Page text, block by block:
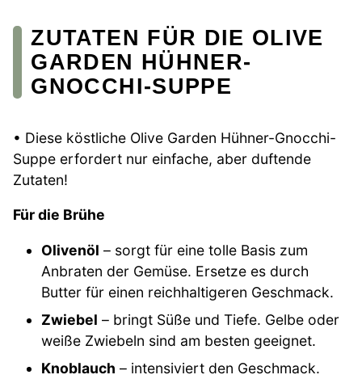
ZUTATEN FÜR DIE OLIVE
GARDEN HÜHNER-
GNOCCHI-SUPPE
• Diese köstliche Olive Garden Hühner-Gnocchi-
Suppe erfordert nur einfache, aber duftende
Zutaten!
Für die Brühe
Olivenöl – sorgt für eine tolle Basis zum
Anbraten der Gemüse. Ersetze es durch
Butter für einen reichhaltigeren Geschmack.
Zwiebel – bringt Süße und Tiefe. Gelbe oder
weiße Zwiebeln sind am besten geeignet.
Knoblauch – intensiviert den Geschmack.